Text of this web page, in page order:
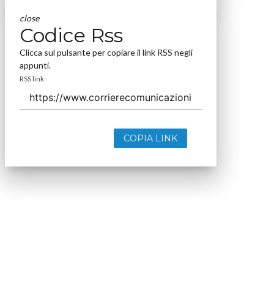
close
Codice Rss
Clicca sul pulsante per copiare il link RSS negli
appunti.
RSS link
COPIA LINK